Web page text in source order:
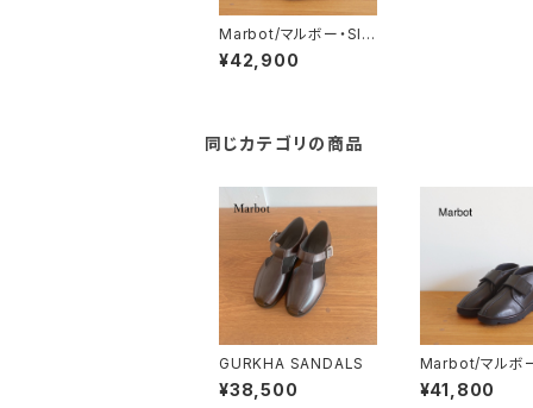
Marbot/マルボー・SID
E STITCHING LOAF
ER
¥42,900
同じカテゴリの商品
GURKHA SANDALS
¥38,500
Marbot/マルボ
T SHOES
¥41,800